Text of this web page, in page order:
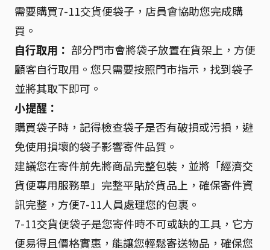
需要購買7-11交貨便袋子，店員會協助您完成購
買。
自行取用： 部分門市會將袋子放置在貨架上，方便
顧客自行取用。您只需要按照門市指示，找到袋子
並將其取下即可。
小提醒：
購買袋子時，記得檢查袋子是否有破損或污損，避
免使用損壞的袋子影響寄件品質。
建議您在寄件前先將商品完整包裝，並將「經濟交
貨便專用服務單」完整平貼於貨品上，確保寄件資
訊完整，方便7-11人員處理您的包裹。
7-11交貨便袋子是您寄件時不可或缺的工具，它方
便易得且價格實惠，能讓您輕鬆寄送物品，確保您